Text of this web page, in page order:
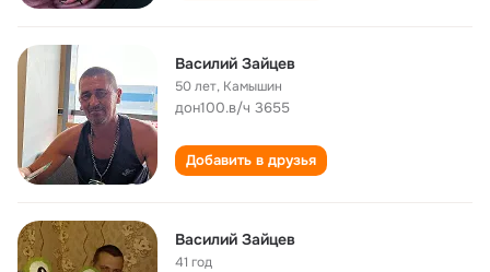
Василий Зайцев
50 лет, Камышин
дон100.в/ч 3655
Добавить в друзья
Василий Зайцев
41 год